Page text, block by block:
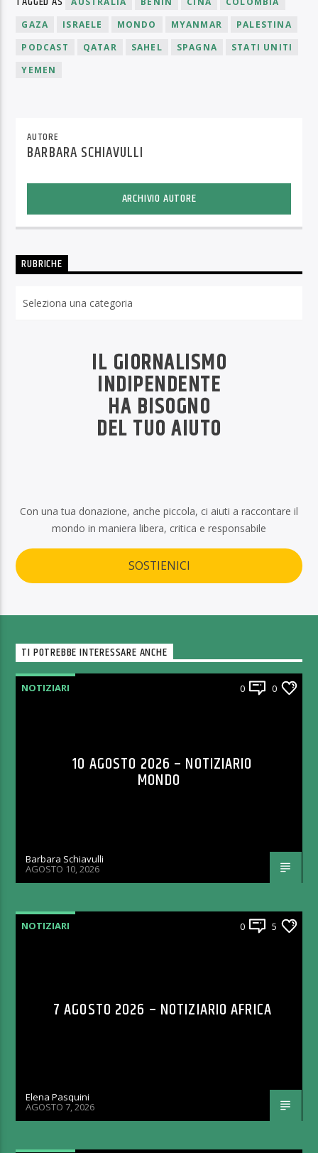
GAZA
ISRAELE MONDO MYANMAR
PALESTINA
PODCAST
QATAR SAHEL SPAGNA
STATI UNITI
YEMEN
AUTORE
BARBARA SCHIAVULLI
ARCHIVIO AUTORE
RUBRICHE
IL GIORNALISMO
INDIPENDENTE
HA BISOGNO
DEL TUO AIUTO
Con una tua donazione, anche piccola, ci aiuti a raccontare il
mondo in maniera libera, critica e responsabile
SOSTIENICI
TI POTREBBE INTERESSARE ANCHE
NOTIZIARI 0 0
10 AGOSTO 2026 – NOTIZIARIO
MONDO
Barbara Schiavulli
AGOSTO 10, 2026
NOTIZIARI 0 5
7 AGOSTO 2026 – NOTIZIARIO AFRICA
Elena Pasquini
AGOSTO 7, 2026